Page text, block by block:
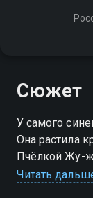
Сюжет
У самого
Она растила
Пчёлкой Жу-
резиновый
Читать